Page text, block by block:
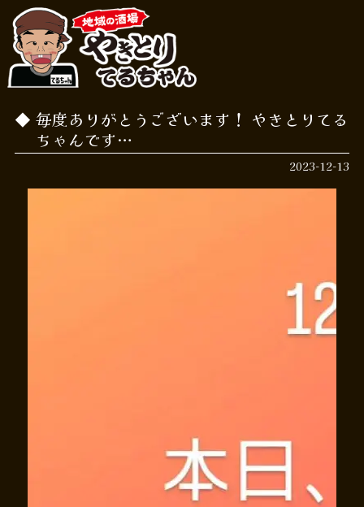
毎度ありがとうございます！ やきとりてる
ちゃんです…
2023-12-13